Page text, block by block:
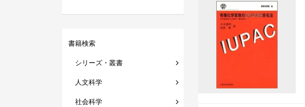
書籍検索
シリーズ・叢書
人文科学
社会科学